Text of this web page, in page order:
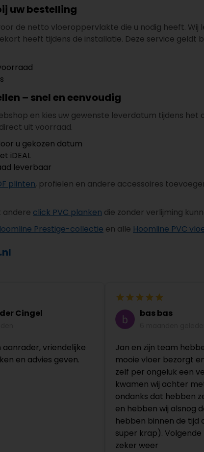
uw bestelling
de netto vloeroppervlakte die u nodig heeft. Wij
heeft tijdens de installatie. Deze service geldt
– snel en eenvoudig
en kies uw gewenste leverdatum tijdens het
uit voorraad.
u gekozen datum
iDEAL
leverbaar
plinten, profielen en andere accessoires
andere click PVC planken die zonder verlijming
Prestige-collectie en alle Hoomline PVC
Cingel
vriendelijke
en advies geven.
bas bas
Jan en zijn team
mooie vloer bezorgt
zelf per ongeluk een
kwamen wij achter
ondanks dat hebben
en hebben wij alsnog
hebben binnen de tijd
super krap).
zeker weer